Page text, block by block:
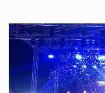
Video
Player